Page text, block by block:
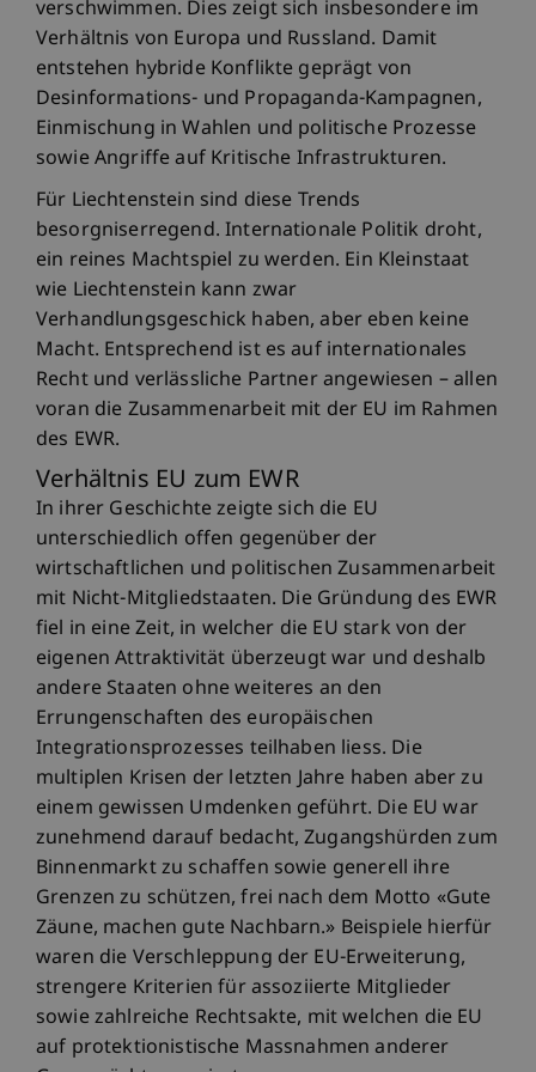
verschwimmen. Dies zeigt sich insbesondere im
Verhältnis von Europa und Russland. Damit
entstehen hybride Konflikte geprägt von
Desinformations- und Propaganda-Kampagnen,
Einmischung in Wahlen und politische Prozesse
sowie Angriffe auf Kritische Infrastrukturen.
Für Liechtenstein sind diese Trends
besorgniserregend. Internationale Politik droht,
ein reines Machtspiel zu werden. Ein Kleinstaat
wie Liechtenstein kann zwar
Verhandlungsgeschick haben, aber eben keine
Macht. Entsprechend ist es auf internationales
Recht und verlässliche Partner angewiesen – allen
voran die Zusammenarbeit mit der EU im Rahmen
des EWR.
Verhältnis EU zum EWR
In ihrer Geschichte zeigte sich die EU
unterschiedlich offen gegenüber der
wirtschaftlichen und politischen Zusammenarbeit
mit Nicht-Mitgliedstaaten. Die Gründung des EWR
fiel in eine Zeit, in welcher die EU stark von der
eigenen Attraktivität überzeugt war und deshalb
andere Staaten ohne weiteres an den
Errungenschaften des europäischen
Integrationsprozesses teilhaben liess. Die
multiplen Krisen der letzten Jahre haben aber zu
einem gewissen Umdenken geführt. Die EU war
zunehmend darauf bedacht, Zugangshürden zum
Binnenmarkt zu schaffen sowie generell ihre
Grenzen zu schützen, frei nach dem Motto «Gute
Zäune, machen gute Nachbarn.» Beispiele hierfür
waren die Verschleppung der EU-Erweiterung,
strengere Kriterien für assoziierte Mitglieder
sowie zahlreiche Rechtsakte, mit welchen die EU
auf protektionistische Massnahmen anderer